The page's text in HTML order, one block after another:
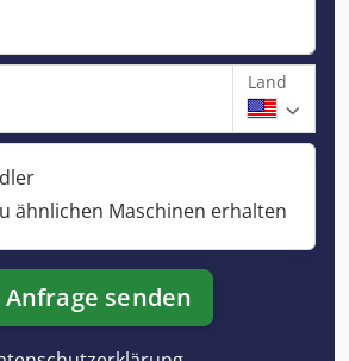
Land
ähnlichen Maschinen erhalten
Anfrage senden